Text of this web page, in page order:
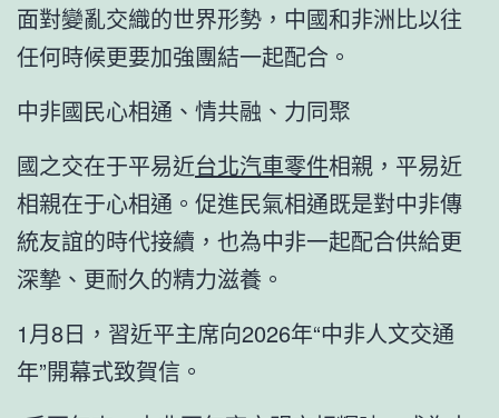
面對變亂交織的世界形勢，中國和非洲比以往
任何時候更要加強團結一起配合。
中非國民心相通、情共融、力同聚
國之交在于平易近台北汽車零件相親，平易近
相親在于心相通。促進民氣相通既是對中非傳
統友誼的時代接續，也為中非一起配合供給更
深摯、更耐久的精力滋養。
1月8日，習近平主席向2026年“中非人文交通
年”開幕式致賀信。